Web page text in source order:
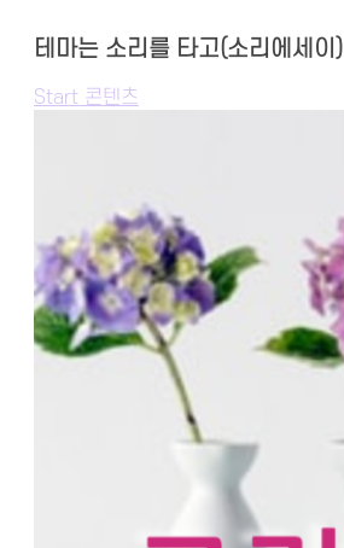
테마는 소리를 타고(소리에세이)
Start 콘텐츠